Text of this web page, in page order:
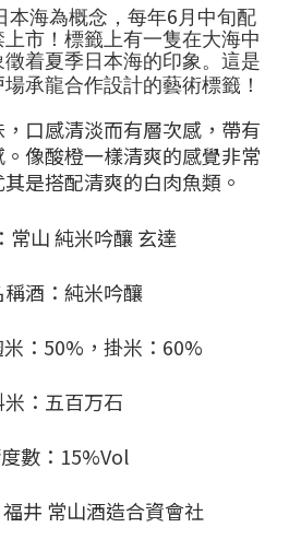
本海為概念，每年6 月中旬配
市！標籤上有一隻在大海中
着夏季日本海的印象。這是
承龍合作設計的藝術標籤！
口感清淡而有層次感，帶有
像酸橙一樣清爽的感覺非常
是搭配清爽的白肉魚類。
常山 純米吟釀 玄達
酒：純米吟釀
：50%，掛米：60%
：五百万石
數：15%Vol
井 常山酒造合資會社